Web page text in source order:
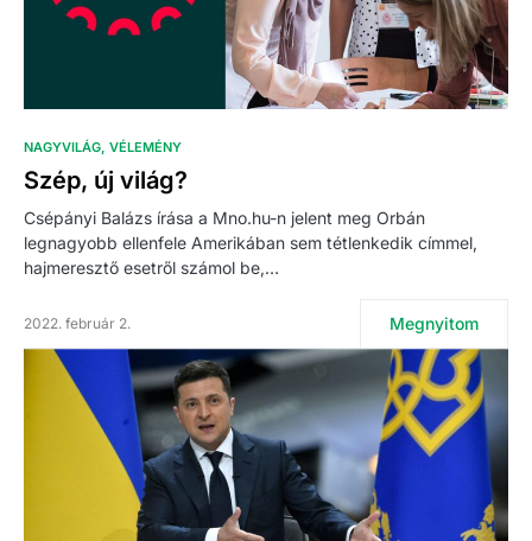
NAGYVILÁG VÉLEMÉNY
Szép, új világ?
Csépányi Balázs írása a Mno.hu-n jelent meg Orbán
legnagyobb ellenfele Amerikában sem tétlenkedik címmel,
hajmeresztő esetről számol be,…
2022. február 2. Megnyitom